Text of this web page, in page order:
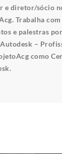
e diretor/sócio
Trabalha
e palestras
–
como